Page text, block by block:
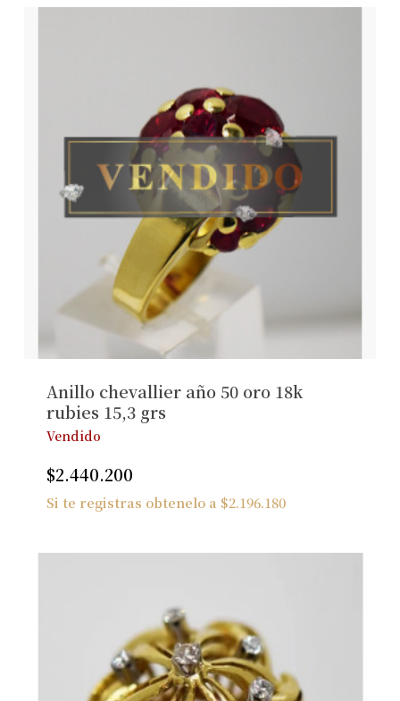
No hay productos en el carrito.
Ver Joyas
Anillo chevallier año 50 oro 18k
rubies 15,3 grs
Vendido
$2.440.200
Si te registras obtenelo a $2.196.180